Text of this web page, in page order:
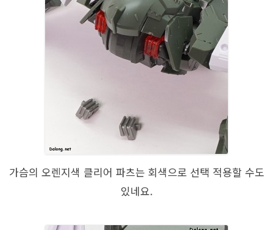
가슴의 오렌지색 클리어 파츠는 회색으로 선택 적용할 수도
있네요.